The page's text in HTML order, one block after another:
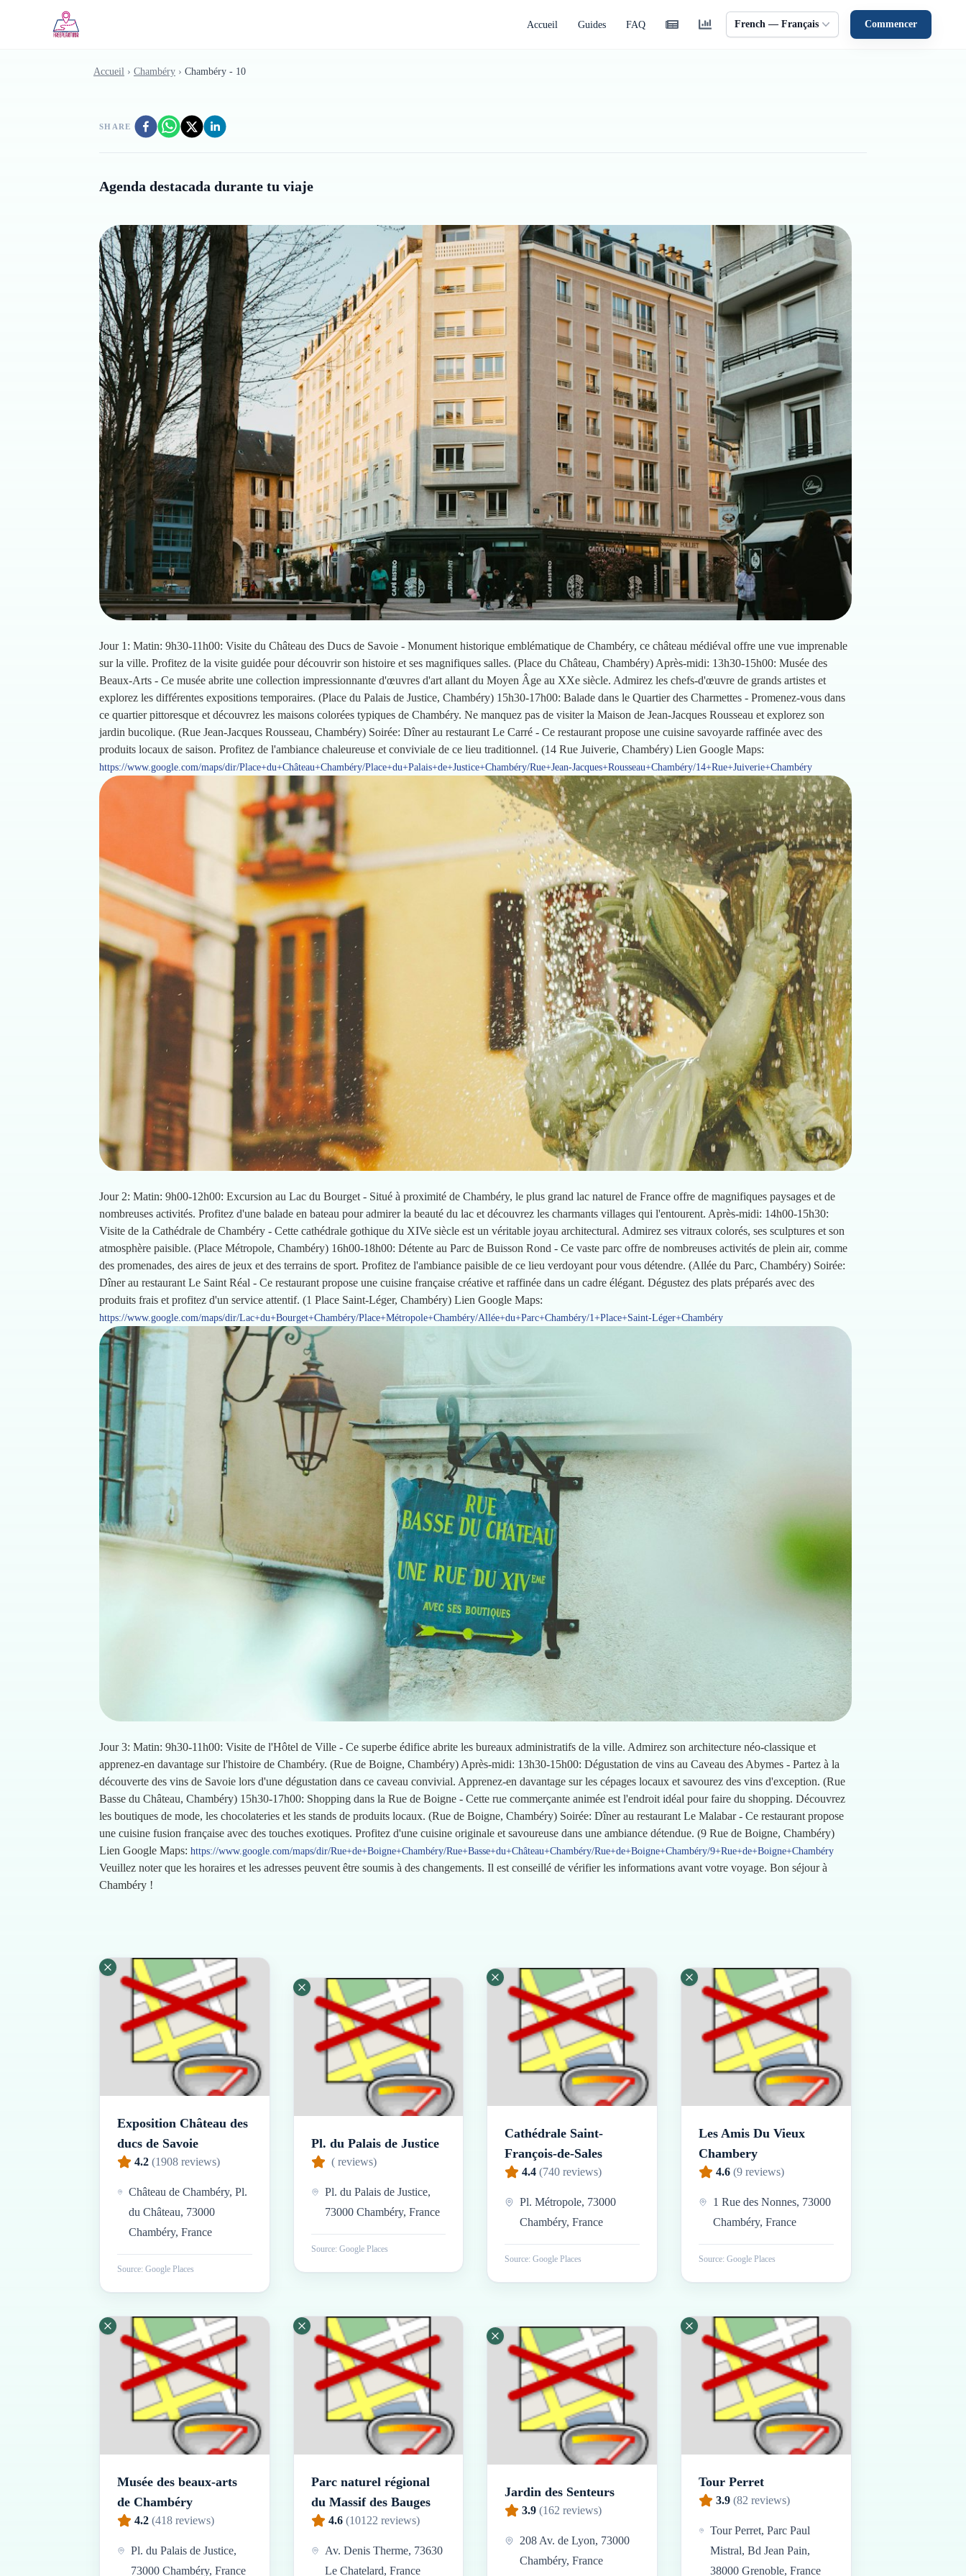
Accueil Guides FAQ French — Français Commencer
Accueil › Chambéry › Chambéry - 10
SHARE
Agenda destacada durante tu viaje
Jour 1: Matin: 9h30-11h00: Visite du Château des Ducs de Savoie - Monument historique emblématique de Chambéry, ce château médiéval offre une vue imprenable
sur la ville. Profitez de la visite guidée pour découvrir son histoire et ses magnifiques salles. (Place du Château, Chambéry) Après-midi: 13h30-15h00: Musée des
Beaux-Arts - Ce musée abrite une collection impressionnante d'œuvres d'art allant du Moyen Âge au XXe siècle. Admirez les chefs-d'œuvre de grands artistes et
explorez les différentes expositions temporaires. (Place du Palais de Justice, Chambéry) 15h30-17h00: Balade dans le Quartier des Charmettes - Promenez-vous dans
ce quartier pittoresque et découvrez les maisons colorées typiques de Chambéry. Ne manquez pas de visiter la Maison de Jean-Jacques Rousseau et explorez son
jardin bucolique. (Rue Jean-Jacques Rousseau, Chambéry) Soirée: Dîner au restaurant Le Carré - Ce restaurant propose une cuisine savoyarde raffinée avec des
produits locaux de saison. Profitez de l'ambiance chaleureuse et conviviale de ce lieu traditionnel. (14 Rue Juiverie, Chambéry) Lien Google Maps:
https://www.google.com/maps/dir/Place+du+Château+Chambéry/Place+du+Palais+de+Justice+Chambéry/Rue+Jean-Jacques+Rousseau+Chambéry/14+Rue+Juiverie+Chambéry
Jour 2: Matin: 9h00-12h00: Excursion au Lac du Bourget - Situé à proximité de Chambéry, le plus grand lac naturel de France offre de magnifiques paysages et de
nombreuses activités. Profitez d'une balade en bateau pour admirer la beauté du lac et découvrez les charmants villages qui l'entourent. Après-midi: 14h00-15h30:
Visite de la Cathédrale de Chambéry - Cette cathédrale gothique du XIVe siècle est un véritable joyau architectural. Admirez ses vitraux colorés, ses sculptures et son
atmosphère paisible. (Place Métropole, Chambéry) 16h00-18h00: Détente au Parc de Buisson Rond - Ce vaste parc offre de nombreuses activités de plein air, comme
des promenades, des aires de jeux et des terrains de sport. Profitez de l'ambiance paisible de ce lieu verdoyant pour vous détendre. (Allée du Parc, Chambéry) Soirée:
Dîner au restaurant Le Saint Réal - Ce restaurant propose une cuisine française créative et raffinée dans un cadre élégant. Dégustez des plats préparés avec des
produits frais et profitez d'un service attentif. (1 Place Saint-Léger, Chambéry) Lien Google Maps:
https://www.google.com/maps/dir/Lac+du+Bourget+Chambéry/Place+Métropole+Chambéry/Allée+du+Parc+Chambéry/1+Place+Saint-Léger+Chambéry
Jour 3: Matin: 9h30-11h00: Visite de l'Hôtel de Ville - Ce superbe édifice abrite les bureaux administratifs de la ville. Admirez son architecture néo-classique et
apprenez-en davantage sur l'histoire de Chambéry. (Rue de Boigne, Chambéry) Après-midi: 13h30-15h00: Dégustation de vins au Caveau des Abymes - Partez à la
découverte des vins de Savoie lors d'une dégustation dans ce caveau convivial. Apprenez-en davantage sur les cépages locaux et savourez des vins d'exception. (Rue
Basse du Château, Chambéry) 15h30-17h00: Shopping dans la Rue de Boigne - Cette rue commerçante animée est l'endroit idéal pour faire du shopping. Découvrez
les boutiques de mode, les chocolateries et les stands de produits locaux. (Rue de Boigne, Chambéry) Soirée: Dîner au restaurant Le Malabar - Ce restaurant propose
une cuisine fusion française avec des touches exotiques. Profitez d'une cuisine originale et savoureuse dans une ambiance détendue. (9 Rue de Boigne, Chambéry)
Lien Google Maps: https://www.google.com/maps/dir/Rue+de+Boigne+Chambéry/Rue+Basse+du+Château+Chambéry/Rue+de+Boigne+Chambéry/9+Rue+de+Boigne+Chambéry
Veuillez noter que les horaires et les adresses peuvent être soumis à des changements. Il est conseillé de vérifier les informations avant votre voyage. Bon séjour à
Chambéry !
Exposition Château des
ducs de Savoie
4.2 (1908 reviews)
Château de Chambéry, Pl.
du Château, 73000
Chambéry, France
Source: Google Places
Pl. du Palais de Justice
(reviews)
Pl. du Palais de Justice,
73000 Chambéry, France
Source: Google Places
Cathédrale Saint-
François-de-Sales
4.4 (740 reviews)
Pl. Métropole, 73000
Chambéry, France
Source: Google Places
Les Amis Du Vieux
Chambery
4.6 (9reviews)
1 Rue des Nonnes, 73000
Chambéry, France
Source: Google Places
Musée des beaux-arts
de Chambéry
4.2 (418 reviews)
Pl. du Palais de Justice,
73000 Chambéry, France
Parc naturel régional
du Massif des Bauges
4.6 (10122 reviews)
Av. Denis Therme, 73630
Le Chatelard, France
Jardin des Senteurs
3.9 (162 reviews)
208 Av. de Lyon, 73000
Chambéry, France
Tour Perret
3.9 (82 reviews)
Tour Perret, Parc Paul
Mistral, Bd Jean Pain,
38000 Grenoble, France